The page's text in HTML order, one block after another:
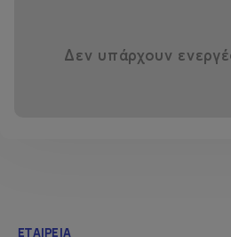
Δεν υπάρχουν